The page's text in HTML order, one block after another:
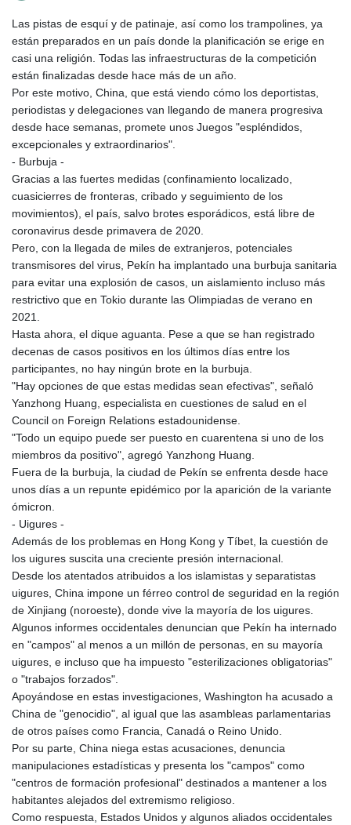
Las pistas de esquí y de patinaje, así como los trampolines, ya
están preparados en un país donde la planificación se erige en
casi una religión. Todas las infraestructuras de la competición
están finalizadas desde hace más de un año.
Por este motivo, China, que está viendo cómo los deportistas,
periodistas y delegaciones van llegando de manera progresiva
desde hace semanas, promete unos Juegos "espléndidos,
excepcionales y extraordinarios".
- Burbuja -
Gracias a las fuertes medidas (confinamiento localizado,
cuasicierres de fronteras, cribado y seguimiento de los
movimientos), el país, salvo brotes esporádicos, está libre de
coronavirus desde primavera de 2020.
Pero, con la llegada de miles de extranjeros, potenciales
transmisores del virus, Pekín ha implantado una burbuja sanitaria
para evitar una explosión de casos, un aislamiento incluso más
restrictivo que en Tokio durante las Olimpiadas de verano en
2021.
Hasta ahora, el dique aguanta. Pese a que se han registrado
decenas de casos positivos en los últimos días entre los
participantes, no hay ningún brote en la burbuja.
"Hay opciones de que estas medidas sean efectivas", señaló
Yanzhong Huang, especialista en cuestiones de salud en el
Council on Foreign Relations estadounidense.
"Todo un equipo puede ser puesto en cuarentena si uno de los
miembros da positivo", agregó Yanzhong Huang.
Fuera de la burbuja, la ciudad de Pekín se enfrenta desde hace
unos días a un repunte epidémico por la aparición de la variante
ómicron.
- Uigures -
Además de los problemas en Hong Kong y Tíbet, la cuestión de
los uigures suscita una creciente presión internacional.
Desde los atentados atribuidos a los islamistas y separatistas
uigures, China impone un férreo control de seguridad en la región
de Xinjiang (noroeste), donde vive la mayoría de los uigures.
Algunos informes occidentales denuncian que Pekín ha internado
en "campos" al menos a un millón de personas, en su mayoría
uigures, e incluso que ha impuesto "esterilizaciones obligatorias"
o "trabajos forzados".
Apoyándose en estas investigaciones, Washington ha acusado a
China de "genocidio", al igual que las asambleas parlamentarias
de otros países como Francia, Canadá o Reino Unido.
Por su parte, China niega estas acusaciones, denuncia
manipulaciones estadísticas y presenta los "campos" como
"centros de formación profesional" destinados a mantener a los
habitantes alejados del extremismo religioso.
Como respuesta, Estados Unidos y algunos aliados occidentales